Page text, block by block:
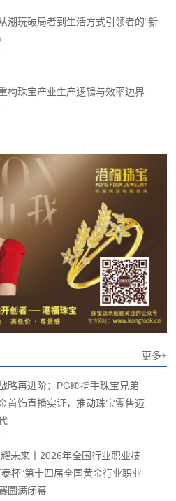
潮玩破局者到生活方式引领者的“新
构珠宝产业生产逻辑与效率边界
更多+
略再进阶：PGI®携手珠宝兄弟
首饰直播实证，推动珠宝零售迈
未来丨2026年全国行业职业技
杯”第十四届全国黄金行业职业
圆满闭幕